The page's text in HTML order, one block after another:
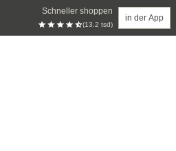
Schneller shoppen
(13.2 tsd)
in der App